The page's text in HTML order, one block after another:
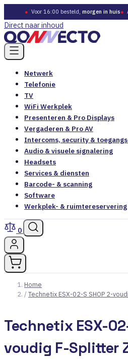
● Voor 16:00 besteld, morgen in huis●
Direct naar inhoud
Netwerk
Telefonie
TV
WiFi Werkplek
Presenteren & Pro Displays
Vergaderen & Pro AV
Intercoms, security &
Audio & visuele signalering
Headsets
Services & diensten
Barcode- & scanning
Software
Werkplek- & ruimtereservering
0
Home
/ Technetix ESX-02-S SHOP 2-
Technetix ESX-
voudig F-Splitter